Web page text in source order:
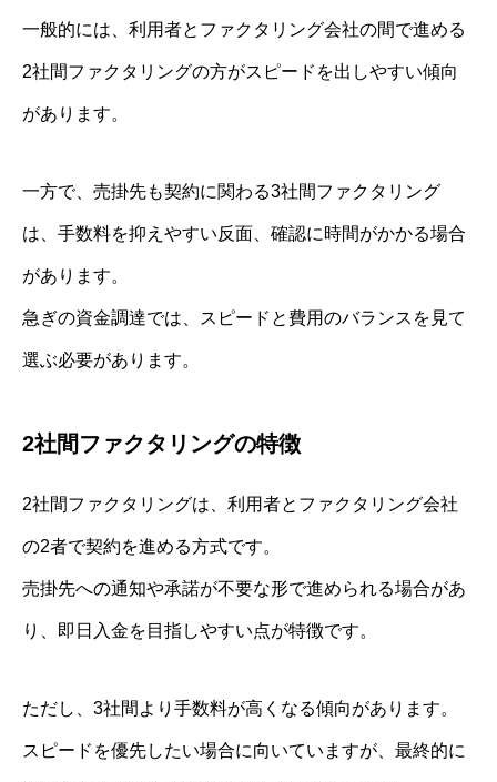
一般的には、利用者とファクタリング会社の間で進める
2社間ファクタリングの方がスピードを出しやすい傾向
があります。
一方で、売掛先も契約に関わる3社間ファクタリング
は、手数料を抑えやすい反面、確認に時間がかかる場合
があります。
急ぎの資金調達では、スピードと費用のバランスを見て
選ぶ必要があります。
2社間ファクタリングの特徴
2社間ファクタリングは、利用者とファクタリング会社
の2者で契約を進める方式です。
売掛先への通知や承諾が不要な形で進められる場合があ
り、即日入金を目指しやすい点が特徴です。
ただし、3社間より手数料が高くなる傾向があります。
スピードを優先したい場合に向いていますが、最終的に